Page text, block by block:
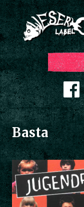
Basta